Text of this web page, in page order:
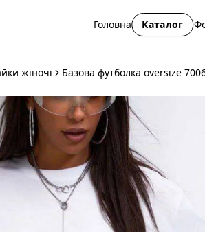
Головна Каталог
жіночі Базова футболка oversize